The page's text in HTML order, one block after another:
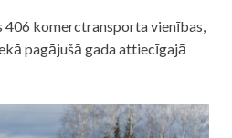
komerctransporta vienības,
pagājušā gada attiecīgajā